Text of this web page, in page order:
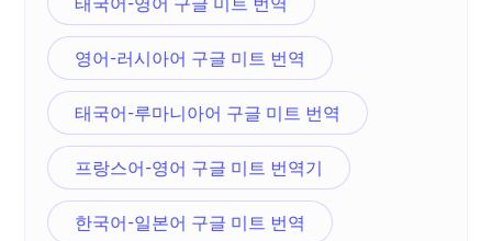
영어-러시아어 구글 미트 번역
태국어-루마니아어 구글 미트 번역
프랑스어-영어 구글 미트 번역기
한국어-일본어 구글 미트 번역